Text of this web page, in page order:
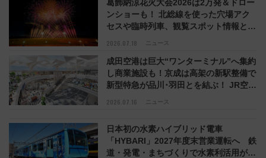
2026.07.18 ニュース
葛飾納涼花火大会2026は2万発＆ドロー
ンショーも！ 北総線を使った穴場アク
セスや臨時列車、観覧スポット情報と周
2026.07.16 ニュース
成田空港は巨大“ワンターミナル”へ集約
し商業施設も！京成は高架の新駅整備で
新型特急が品川･羽田とを結ぶ！ JR空港
日本初の水素ハイブリッド電車
「HYBARI」2027年度末営業運転へ 鉄
道・発電・まちづくりで水素利活用が加